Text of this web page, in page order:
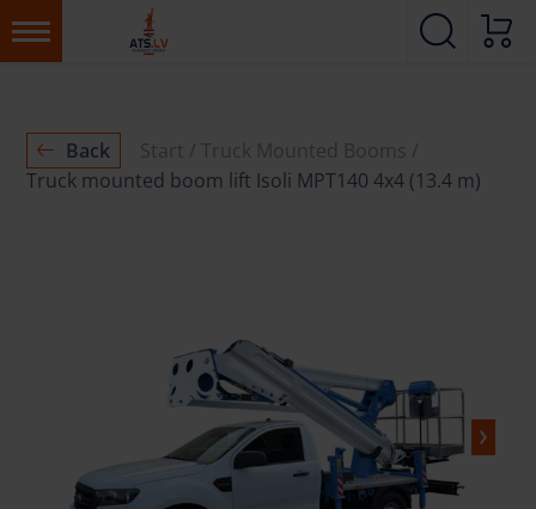
Back Start
Truck Mounted Booms
Truck mounted boom lift Isoli MPT140 4x4 (13.4 m)